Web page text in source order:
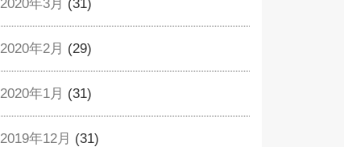
2020年3月 (31)
2020年2月 (29)
2020年1月 (31)
2019年12月 (31)